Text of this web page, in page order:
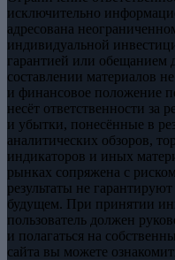
исключительно
адресована
индивидуальной
гарантией или обещанием
составлении материалов
и финансовое положение
несёт ответственности за
и убытки, понесённые в
аналитических обзоров,
индикаторов и иных
рынках сопряжена с
результаты не
будущем. При принятии
пользователь должен
и полагаться на
сайта вы можете